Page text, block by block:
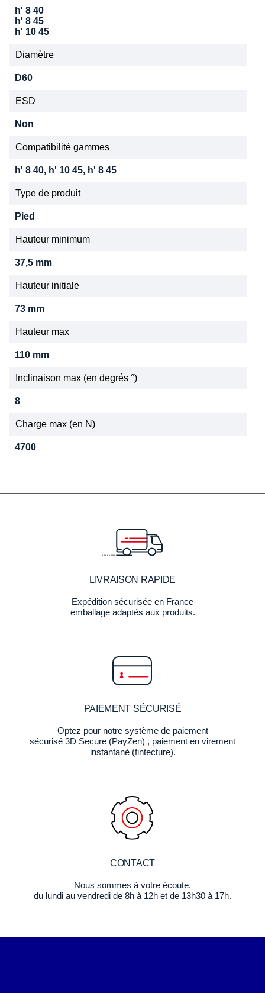
h' 8 40
h' 8 45
h' 10 45
Diamètre
D60
ESD
Non
Compatibilité gammes
h' 8 40, h' 10 45, h' 8 45
Type de produit
Pied
Hauteur minimum
37,5 mm
Hauteur initiale
73 mm
Hauteur max
110 mm
Inclinaison max (en degrés °)
8
Charge max (en N)
4700
LIVRAISON RAPIDE
Expédition sécurisée en France
emballage adaptés aux produits.
PAIEMENT SÉCURISÉ
Optez pour notre système de paiement
sécurisé 3D Secure (PayZen) , paiement en virement
instantané (fintecture).
CONTACT
Nous sommes à votre écoute.
du lundi au vendredi de 8h à 12h et de 13h30 à 17h.